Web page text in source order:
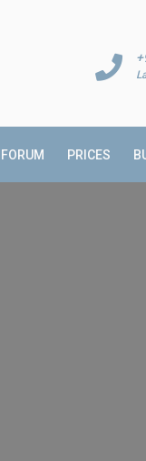
FORUM PRICES